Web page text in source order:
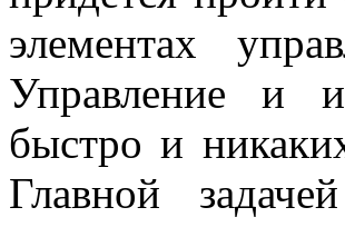
элементах
Управление и
быстро и
Главной